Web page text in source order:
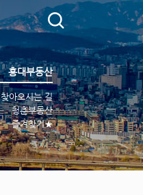
홍대부동산
찾아오시는 길
청춘부동산
즐겨찾기★